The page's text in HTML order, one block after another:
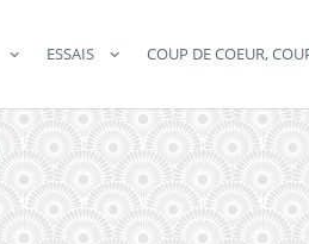
ESSAIS COUP DE COEUR,